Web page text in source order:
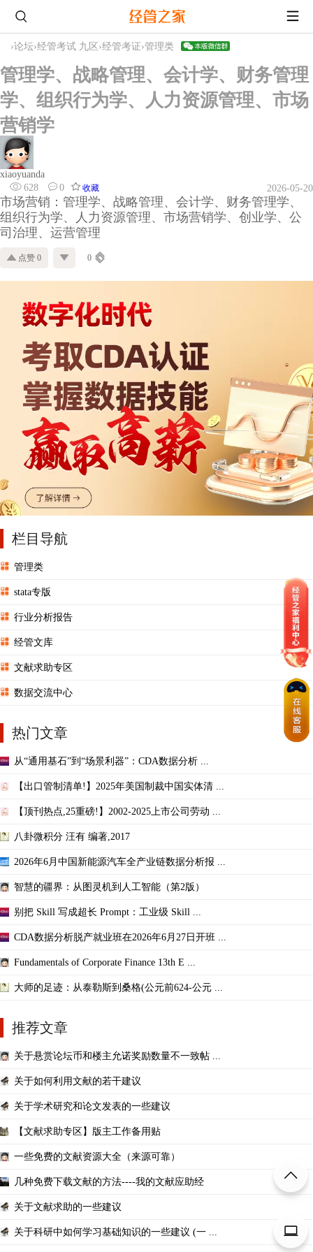
›论坛›经管考试 九区 ›经管考证›管理类
管理学、战略管理、会计学、财务管理
学、组织行为学、人力资源管理、市场
营销学
xiaoyuanda
628
0 收藏 2026-05-20
市场营销：管理学、战略管理、会计学、财务管理学、
组织行为学、人力资源管理、市场营销学、创业学、公
司治理、运营管理
点赞 0 0
栏目导航
管理类
stata专版
行业分析报告
经管文库
文献求助专区
数据交流中心
热门文章
从“通用基石”到“场景利器”：CDA数据分析 ...
【出口管制清单!】2025年美国制裁中国实体清 ...
【顶刊热点,25重磅!】2002-2025上市公司劳动 ...
八卦微积分 汪有 编著,2017
2026年6月中国新能源汽车全产业链数据分析报 ...
智慧的疆界：从图灵机到人工智能（第2版）
别把 Skill 写成超长 Prompt：工业级 Skill ...
CDA数据分析脱产就业班在2026年6月27日开班 ...
Fundamentals of Corporate Finance 13th E ...
大师的足迹：从泰勒斯到桑格(公元前624-公元 ...
推荐文章
关于悬赏论坛币和楼主允诺奖励数量不一致帖 ...
关于如何利用文献的若干建议
关于学术研究和论文发表的一些建议
【文献求助专区】版主工作备用贴
一些免费的文献资源大全（来源可靠）
几种免费下载文献的方法----我的文献应助经
关于文献求助的一些建议
关于科研中如何学习基础知识的一些建议 (一 ...